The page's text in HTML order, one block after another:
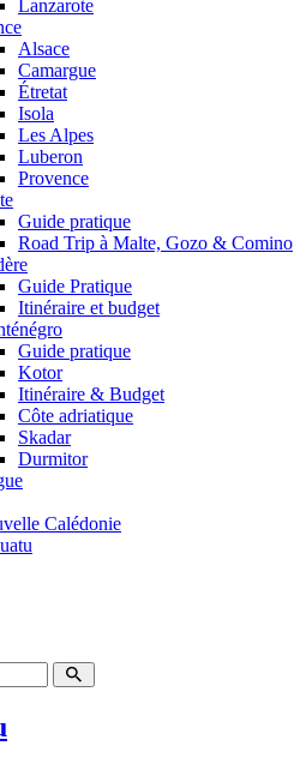
Lanzarote
Alsace
Camargue
Étretat
Isola
Les Alpes
Luberon
Provence
Guide pratique
Road Trip à Malte, Gozo & Comino
Guide Pratique
Itinéraire et budget
Guide pratique
Kotor
Itinéraire & Budget
Côte adriatique
Skadar
Durmitor
Calédonie